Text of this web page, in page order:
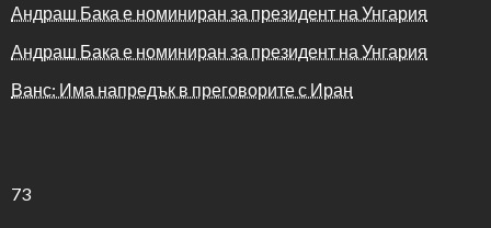
Андраш Бака е номиниран за президент на Унгария
Андраш Бака е номиниран за президент на Унгария
Ванс: Има напредък в преговорите с Иран
73